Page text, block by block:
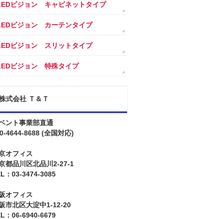
ビジョン キャビネットタイプ
ビジョン カーテンタイプ
ビジョン スリットタイプ
ビジョン 特殊タイプ
式会社 Ｔ＆Ｔ
ント事業部直通
4644-8688 (全国対応)
オフィス
都品川区北品川2-27-1
：03-3474-3085
オフィス
市北区大淀中1-12-20
：06-6940-6679